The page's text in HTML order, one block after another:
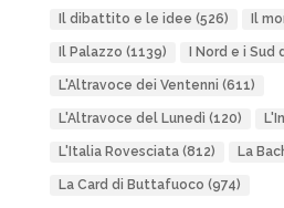
Il dibattito e le idee (526) Il
Il Palazzo (1139) I Nord e i Sud
L'Altravoce dei Ventenni (611)
L'Altravoce del Lunedì (120)
L'Italia Rovesciata(812) La
La Card di Buttafuoco (974)